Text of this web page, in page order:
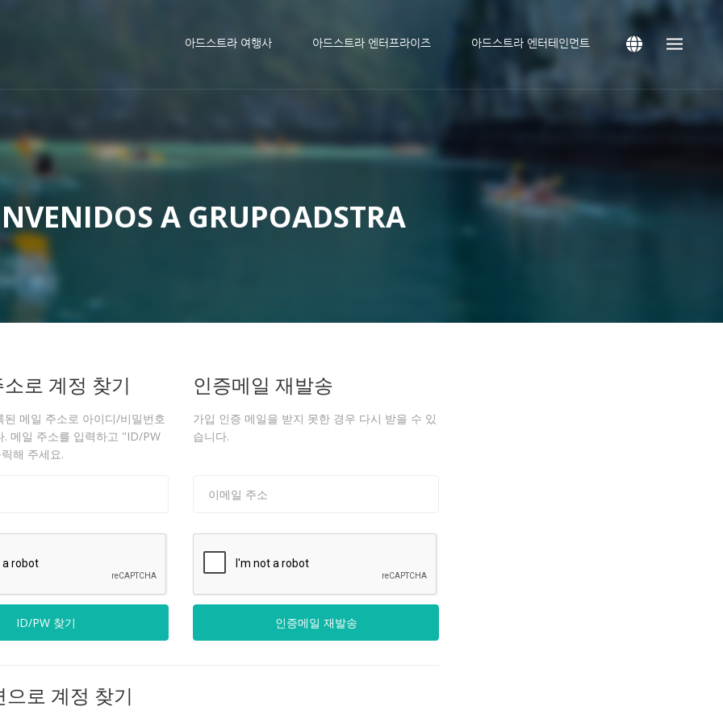
아드스트라 여행사 아드스트라 엔터프라이즈 아드스트라 엔터테인먼트
A GRUPOADSTRA
로 계정 찾기
된 메일 주소로 아이디/비밀번호
. 메일 주소를 입력하고 "ID/PW
해 주세요.
인증메일 재발송
가입 인증 메일을 받지 못한 경우 다시 받을 수 있
습니다.
로 계정 찾기